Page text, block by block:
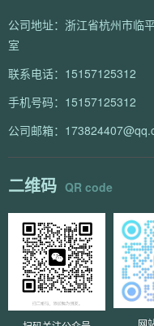
公司地址：浙江省杭州市临
室
联系电话：15157125312
手机号码：15157125312
公司邮箱：
二维码 QR code
网